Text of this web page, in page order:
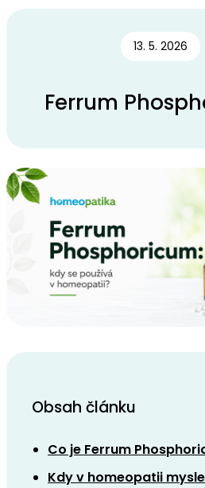
13. 5. 2026
Ferrum
Obsah článku
Co je Ferrum
Kdy v homeopatii